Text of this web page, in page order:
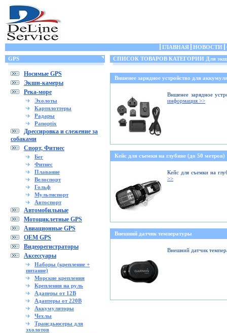
ГЛАВНАЯ НОВОСТИ
GPS
Носимые GPS
Экшн-камеры
Река-море
Эхолоты
Картплоттеры
Радары
Panoptix
Дрессировка и слежение за
собаками
Спорт, Фитнес
Бег
Фитнес
Плавание
Велоспорт
Гольф
Мультиспорт
Автоспорт
Автомобильные
Мотоциклетные GPS
Авиационные GPS
OEM GPS
Видеорегистраторы
Аксессуары
Наборы (крепление +
питание)
Морские крепления
Крепления на руль
Адаперы от 12В
Адаптеры от 220В
Аккумуляторы
Чехлы
Трансдьюсеры для
эхолотов
СПИСОК ТОВАРОВ КАТЕГОРИИ Для
Вншенее зарядное устройство для
Вншенее зарядное
информация >>
Кейс для съемки на глубине (до 50 метров)
Кейс для съемки на
>>
Внешний датчик температуры
Внешний датчик